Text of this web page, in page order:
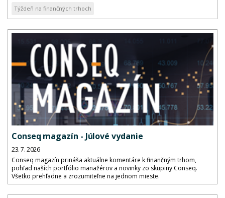
Týždeň na finančných trhoch
Conseq magazín - Júlové vydanie
23. 7. 2026
Conseq magazín prináša aktuálne komentáre k finančným trhom,
pohľad naších portfólio manažérov a novinky zo skupiny Conseq.
Všetko prehľadne a zrozumiteľne na jednom mieste.